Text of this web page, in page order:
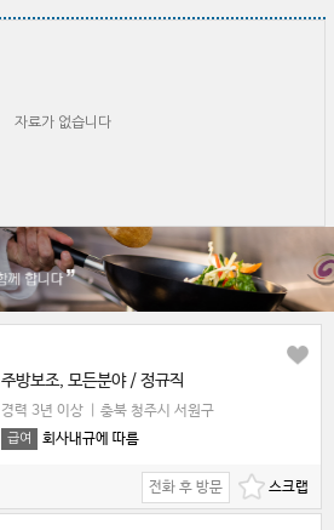
자료가 없습니다
주방보조, 모든분야 / 정규직
경력 3년 이상 충북 청주시 서원구
급여 회사내규에 따름
전화 후 방문